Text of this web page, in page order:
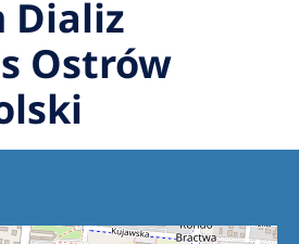
Dializ
Ostrów